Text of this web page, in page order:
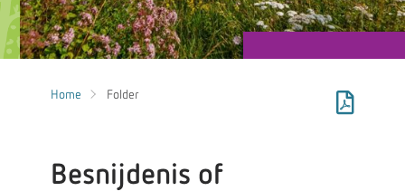
Home Folder
Besnijdenis of